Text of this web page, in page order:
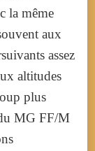
la même
aux
assez
altitudes
plus
MG FF/M